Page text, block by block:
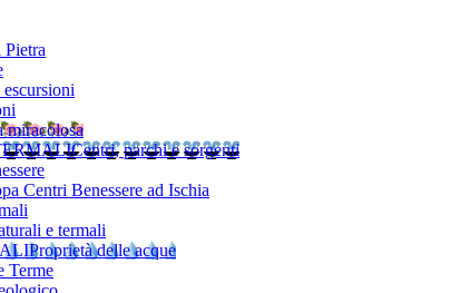
Pietra
miracolosa
Centri, parchi e sorgenti
Centri Benessere ad Ischia
e termali
Proprietà delle acque
Terme